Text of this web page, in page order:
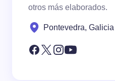
otros más elaborados.
Pontevedra, Galicia